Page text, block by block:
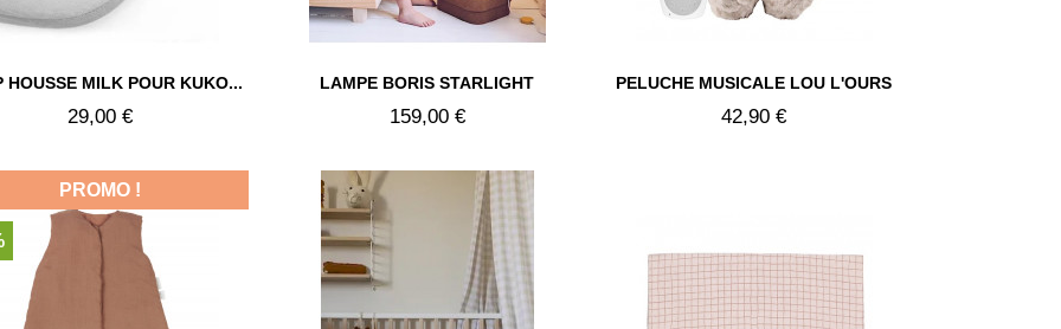
HOUSSE MILK POUR KUKO...
29,00 €
Aperçu rapide LAMPE BORIS STARLIGHT
159,00 €
 Aperçu rapide PELUCHE MUSICALE LOU L'OURS
42,90 €
Aperçu rapide
PROMO !